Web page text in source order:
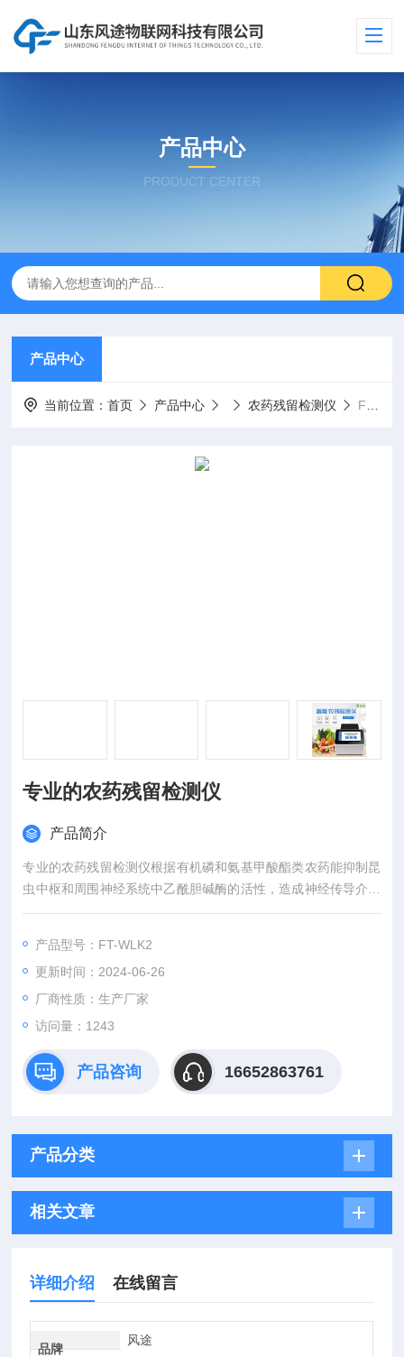
产品中心
PRODUCT CENTER
产品中心
当前位置：首页 产品中心 农药残留检测仪 FT-WLK2专业的农药残留检测仪
专业的农药残留检测仪
产品简介
专业的农药残留检测仪根据有机磷和氨基甲酸酯类农药能抑制昆
虫中枢和周围神经系统中乙酰胆碱酶的活性，造成神经传导介质
乙酰胆碱的积累，影响正常传导，使昆虫中毒死亡这一昆虫毒理
产品型号：FT-WLK2
更新时间：2024-06-26
厂商性质：生产厂家
访问量：1243
产品咨询 16652863761
产品分类
相关文章
详细介绍 在线留言
品牌
风途